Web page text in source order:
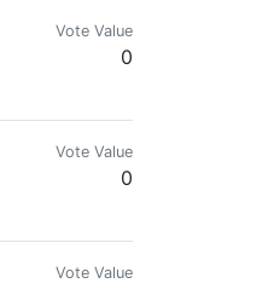
Vote Value
0
Vote Value
0
Vote Value